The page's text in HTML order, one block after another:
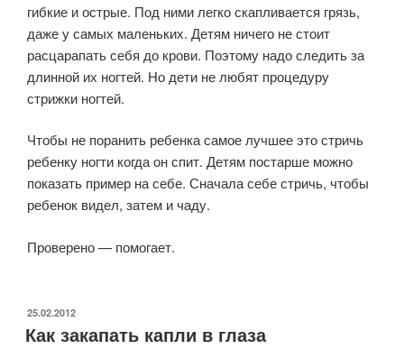
гибкие и острые. Под ними легко скапливается грязь,
даже у самых маленьких. Детям ничего не стоит
расцарапать себя до крови. Поэтому надо следить за
длинной их ногтей. Но дети не любят процедуру
стрижки ногтей.
Чтобы не поранить ребенка самое лучшее это стричь
ребенку ногти когда он спит. Детям постарше можно
показать пример на себе. Сначала себе стричь, чтобы
ребенок видел, затем и чаду.
Проверено — помогает.
ОПУБЛИКОВАНО
25.02.2012
Как закапать капли в глаза